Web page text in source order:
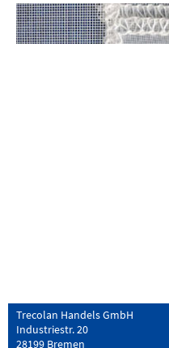
Trecolan Handels GmbH
Industriestr. 20
28199 Bremen